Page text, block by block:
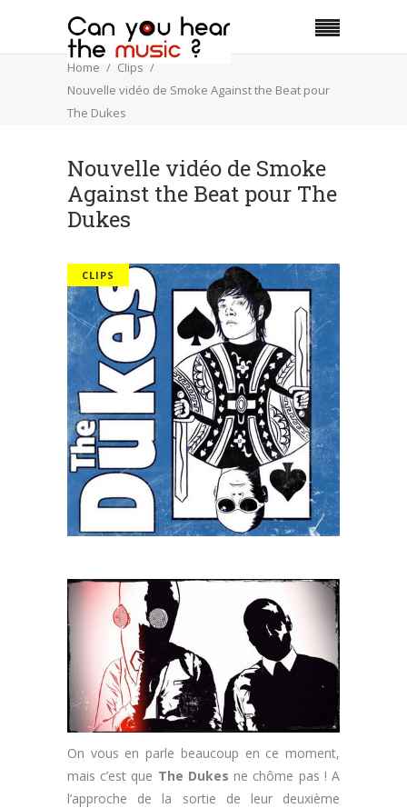
Home
Clips
Nouvelle vidéo de Smoke Against the Beat pour
The Dukes
Nouvelle vidéo de Smoke
Against the Beat pour The
Dukes
CLIPS
On vous en parle beaucoup en ce moment,
mais c’est que The Dukes ne chôme pas ! A
l’approche de la sortie de leur deuxième